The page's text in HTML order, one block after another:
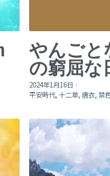
やんごと
の窮屈な
2024年1月16日 ·
平安時代, 十二単, 唐衣, 禁